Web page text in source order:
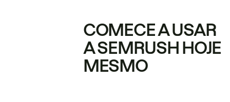
COMECE A USAR
A SEMRUSH HOJE
MESMO